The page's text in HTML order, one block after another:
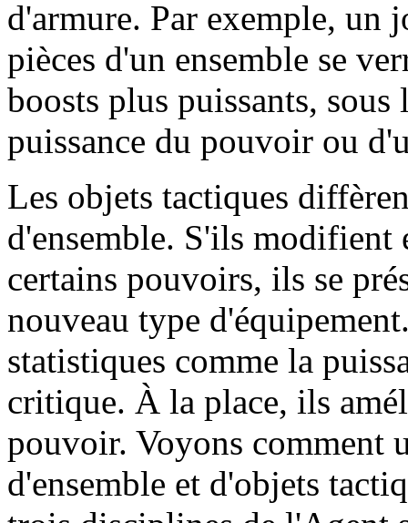
d'armure. Par exemple, un
pièces d'un ensemble se
boosts plus puissants,
puissance du pouvoir ou
Les objets tactiques
d'ensemble. S'ils modifient
certains pouvoirs, ils se
nouveau type
statistiques comme la
critique. À la place, ils
pouvoir. Voyons comment
d'ensemble et d'objets